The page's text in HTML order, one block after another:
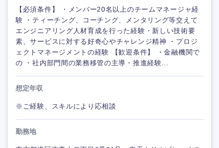
【必須条件】 ・メンバー20名以上のチームマネージャ経
験 ・ティーチング、コーチング、メンタリング等交えて
エンジニアリング人材育成を行った経験・新しい技術要
素、サービスに対する好奇心やチャレンジ精神 ・プロジ
ェクトマネージメントの経験 【歓迎条件】 ・金融機関で
の ・社内部門間の業務移管の主導・推進経験...
想定年収
※ご経験、スキルにより応相談
勤務地